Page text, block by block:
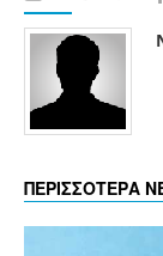
ΠΕΡΙΣΣΟΤΕΡΑ